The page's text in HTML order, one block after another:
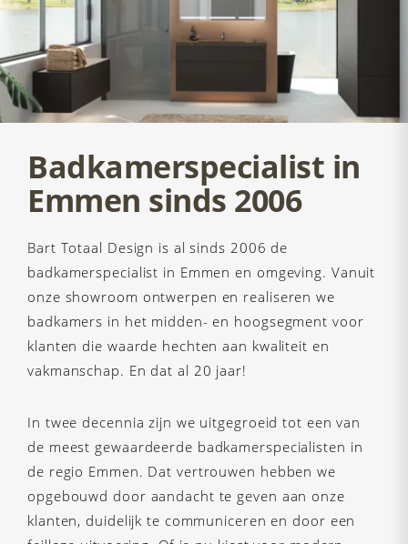
Badkamerspecialist in
Emmen sinds 2006
Bart Totaal Design is al sinds 2006 de
badkamerspecialist in Emmen en omgeving. Vanuit
onze showroom ontwerpen en realiseren we
badkamers in het midden- en hoogsegment voor
klanten die waarde hechten aan kwaliteit en
vakmanschap. En dat al 20 jaar!
In twee decennia zijn we uitgegroeid tot een van
de meest gewaardeerde badkamerspecialisten in
de regio Emmen. Dat vertrouwen hebben we
opgebouwd door aandacht te geven aan onze
klanten, duidelijk te communiceren en door een